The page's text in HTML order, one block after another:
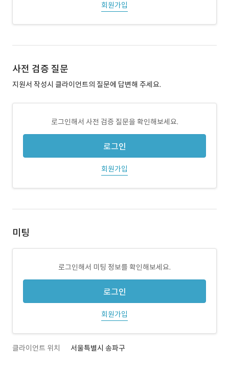
회원가입
사전 검증 질문
지원서 작성시 클라이언트의 질문에 답변해 주세요.
로그인해서 사전 검증 질문을 확인해보세요.
로그인
회원가입
미팅
로그인해서 미팅 정보를 확인해보세요.
로그인
회원가입
클라이언트 위치 서울특별시 송파구